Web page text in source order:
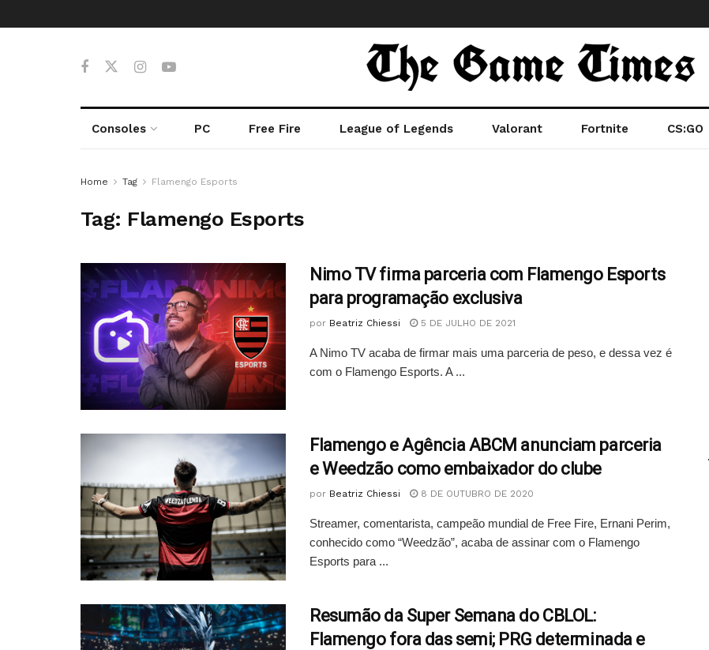
Consoles PC Free Fire League of Legends Valorant Fortnite CS:GO
Home Tag Flamengo Esports
Tag: Flamengo Esports
Nimo TV firma parceria com Flamengo Esports
para programação exclusiva
por Beatriz Chiessi 5 DE JULHO DE 2021
A Nimo TV acaba de firmar mais uma parceria de peso, e dessa vez é
com o Flamengo Esports. A ...
Flamengo e Agência ABCM anunciam parceria
e Weedzão como embaixador do clube
por Beatriz Chiessi 8 DE OUTUBRO DE 2020
Streamer, comentarista, campeão mundial de Free Fire, Ernani Perim,
conhecido como “Weedzão”, acaba de assinar com o Flamengo
Esports para ...
Resumão da Super Semana do CBLOL:
Flamengo fora das semi; PRG determinada e